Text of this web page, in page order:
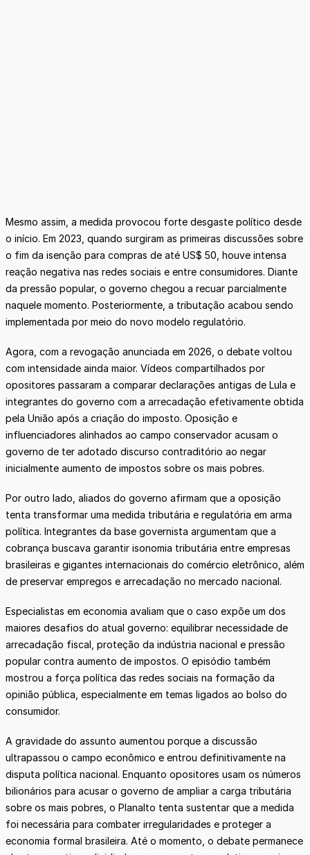
Mesmo assim, a medida provocou forte desgaste político desde
o início. Em 2023, quando surgiram as primeiras discussões sobre
o fim da isenção para compras de até US$ 50, houve intensa
reação negativa nas redes sociais e entre consumidores. Diante
da pressão popular, o governo chegou a recuar parcialmente
naquele momento. Posteriormente, a tributação acabou sendo
implementada por meio do novo modelo regulatório.
Agora, com a revogação anunciada em 2026, o debate voltou
com intensidade ainda maior. Vídeos compartilhados por
opositores passaram a comparar declarações antigas de Lula e
integrantes do governo com a arrecadação efetivamente obtida
pela União após a criação do imposto. Oposição e
influenciadores alinhados ao campo conservador acusam o
governo de ter adotado discurso contraditório ao negar
inicialmente aumento de impostos sobre os mais pobres.
Por outro lado, aliados do governo afirmam que a oposição
tenta transformar uma medida tributária e regulatória em arma
política. Integrantes da base governista argumentam que a
cobrança buscava garantir isonomia tributária entre empresas
brasileiras e gigantes internacionais do comércio eletrônico, além
de preservar empregos e arrecadação no mercado nacional.
Especialistas em economia avaliam que o caso expõe um dos
maiores desafios do atual governo: equilibrar necessidade de
arrecadação fiscal, proteção da indústria nacional e pressão
popular contra aumento de impostos. O episódio também
mostrou a força política das redes sociais na formação da
opinião pública, especialmente em temas ligados ao bolso do
consumidor.
A gravidade do assunto aumentou porque a discussão
ultrapassou o campo econômico e entrou definitivamente na
disputa política nacional. Enquanto opositores usam os números
bilionários para acusar o governo de ampliar a carga tributária
sobre os mais pobres, o Planalto tenta sustentar que a medida
foi necessária para combater irregularidades e proteger a
economia formal brasileira. Até o momento, o debate permanece